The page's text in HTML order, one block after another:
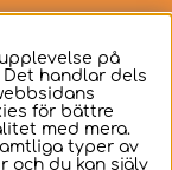
på
handlar dels
för bättre
med mera.
typer av
och du kan själv